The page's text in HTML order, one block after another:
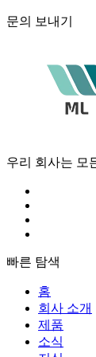
문의 보내기
우리 회사는 모
빠른 탐색
홈
회사 소개
제품
소식